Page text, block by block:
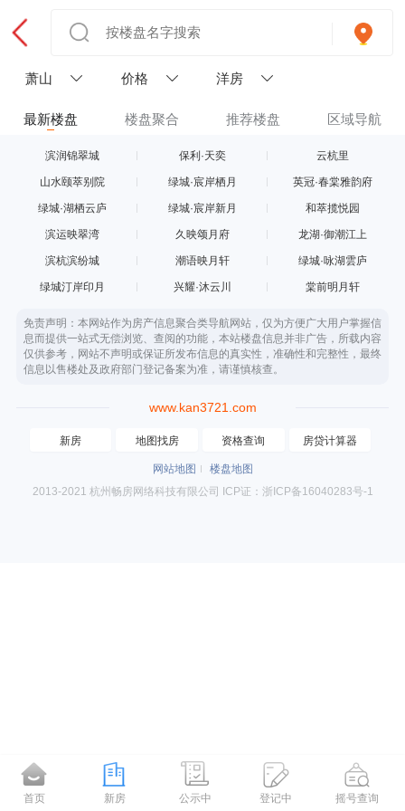
萧山 价格 洋房
最新楼盘 楼盘聚合 推荐楼盘 区域导航
滨润锦翠城 保利·天奕 云杭里
山水颐萃别院 绿城·宸岸栖月 英冠·春棠雅韵府
绿城·湖栖云庐 绿城·宸岸新月 和萃揽悦园
滨运映翠湾 久映颂月府 龙湖·御潮江上
滨杭滨纷城 潮语映月轩 绿城·咏湖雲庐
绿城汀岸印月 兴耀·沐云川 棠前明月轩
免责声明：本网站作为房产信息聚合类导航网站，仅为方便广大用户掌握信
息而提供一站式无偿浏览、查阅的功能，本站楼盘信息并非广告，所载内容
仅供参考，网站不声明或保证所发布信息的真实性，准确性和完整性，最终
信息以售楼处及政府部门登记备案为准，请谨慎核查。
www.kan3721.com
新房 地图找房 资格查询 房贷计算器
网站地图
楼盘地图
2013-2021 杭州畅房网络科技有限公司 ICP证：浙ICP备16040283号-1
首页 新房 公示中 登记中 摇号查询